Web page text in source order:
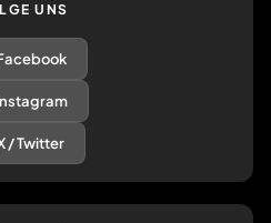
UNS
/ Twitter